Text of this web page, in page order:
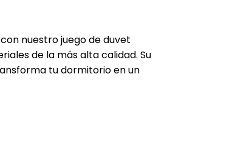
nuestro juego de duvet
de la más alta calidad. Su
tu dormitorio en un